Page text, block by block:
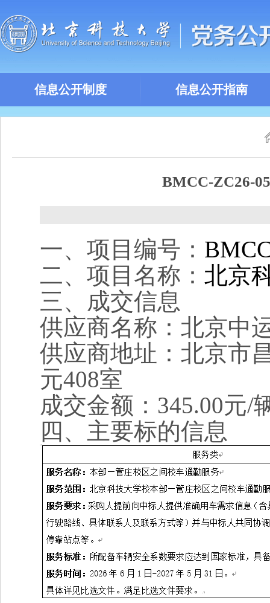
信息公开制度 信息公开指南
BMCC-ZC26-
一、项目编号：
二、项目名称： 北京
三、成交信息
供应商名称： 北京中
供应商地址：北京市
元408室
成交金额：345.00元/
四、主要标的信息